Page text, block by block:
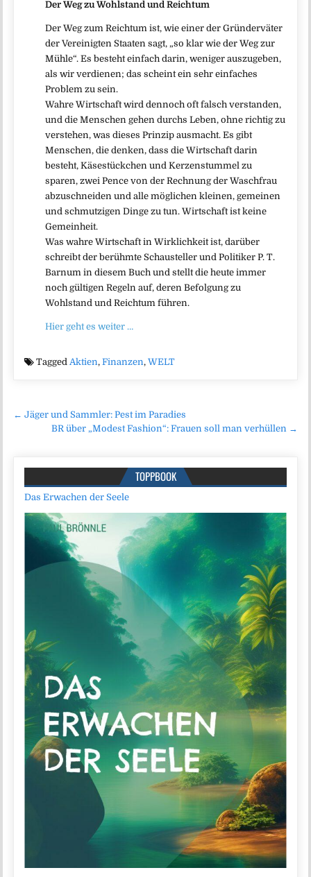
Der Weg zu Wohlstand und Reichtum
Der Weg zum Reichtum ist, wie einer der Gründerväter
der Vereinigten Staaten sagt, „so klar wie der Weg zur
Mühle“. Es besteht einfach darin, weniger auszugeben,
als wir verdienen; das scheint ein sehr einfaches
Problem zu sein.
Wahre Wirtschaft wird dennoch oft falsch verstanden,
und die Menschen gehen durchs Leben, ohne richtig zu
verstehen, was dieses Prinzip ausmacht. Es gibt
Menschen, die denken, dass die Wirtschaft darin
besteht, Käsestückchen und Kerzenstummel zu
sparen, zwei Pence von der Rechnung der Waschfrau
abzuschneiden und alle möglichen kleinen, gemeinen
und schmutzigen Dinge zu tun. Wirtschaft ist keine
Gemeinheit.
Was wahre Wirtschaft in Wirklichkeit ist, darüber
schreibt der berühmte Schausteller und Politiker P. T.
Barnum in diesem Buch und stellt die heute immer
noch gültigen Regeln auf, deren Befolgung zu
Wohlstand und Reichtum führen.
Hier geht es weiter …
Tagged Aktien,Finanzen,WELT
Beitragsnavigation
← Jäger und Sammler: Pest im Paradies
BR über „Modest Fashion“: Frauen soll man verhüllen →
TOPPBOOK
Das Erwachen der Seele